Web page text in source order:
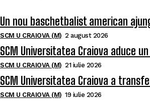
Un nou baschetbalist american
SCM U CRAIOVA (M) 2 august 2026
SCM Universitatea Craiova aduce
SCM U CRAIOVA (M) 21 iulie 2026
SCM Universitatea Craiova a
SCM U CRAIOVA (M) 19 iulie 2026